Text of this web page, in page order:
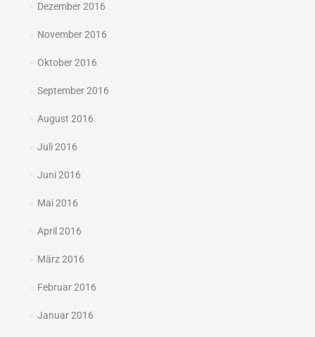
Dezember 2016
November 2016
Oktober 2016
September 2016
August 2016
Juli 2016
Juni 2016
Mai 2016
April 2016
März 2016
Februar 2016
Januar 2016